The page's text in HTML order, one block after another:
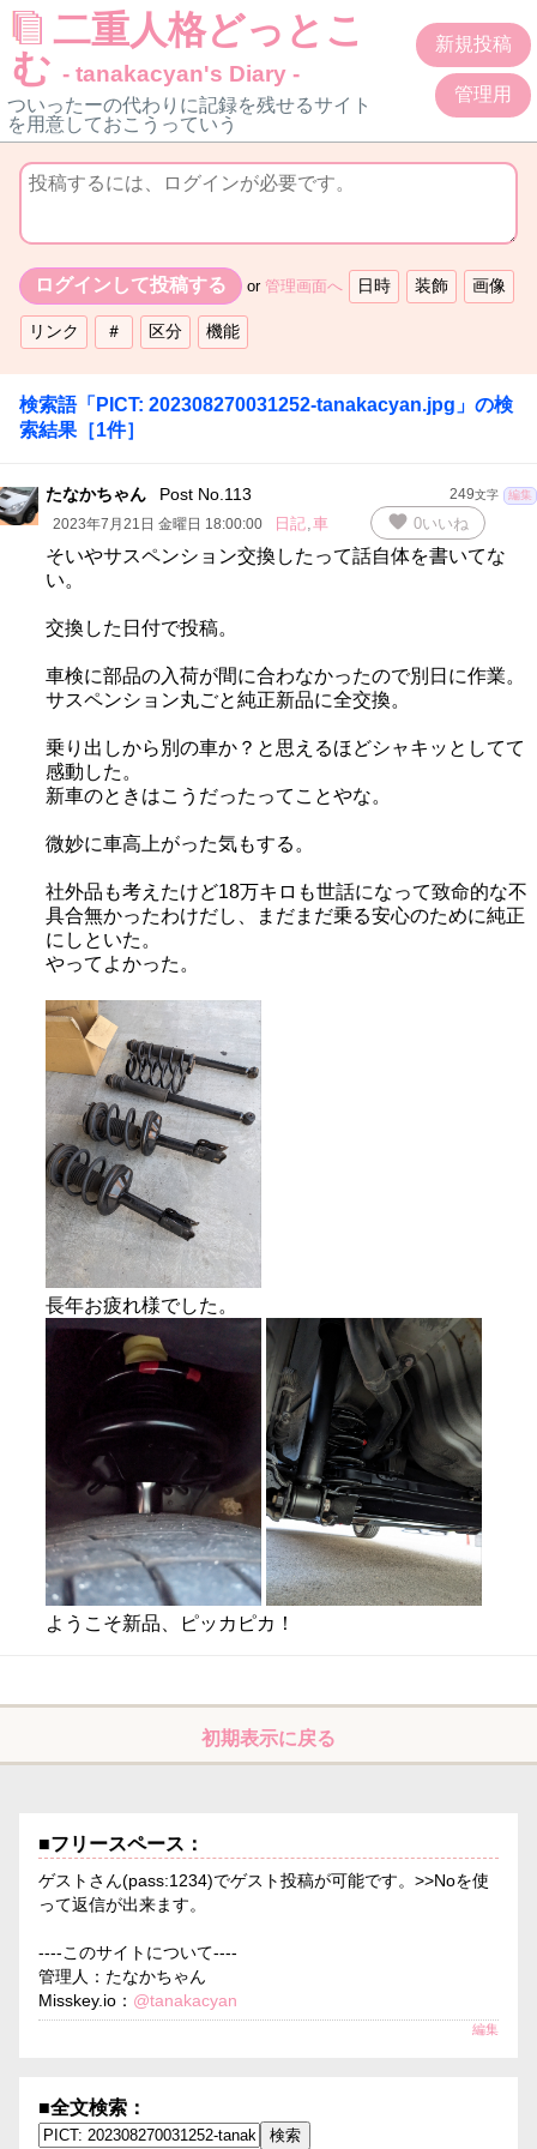
二重人格どっとこ
む - tanakacyan's Diary -
ついったーの代わりに記録を残せるサイト
を用意しておこうっていう
新規投稿
管理用
or 管理画面へ
検索語「 PICT: 202308270031252-tanakacyan.jpg 」の検
索結果 ［1件］
249文字 編集
たなかちゃん Post No.113
2023年7月21日 金曜日 18:00:00 日記,車 favorite 0いいね
そいやサスペンション交換したって話自体を書いてな
い。
交換した日付で投稿。
車検に部品の入荷が間に合わなかったので別日に作業。
サスペンション丸ごと純正新品に全交換。
乗り出しから別の車か？と思えるほどシャキッとしてて
感動した。
新車のときはこうだったってことやな。
微妙に車高上がった気もする。
社外品も考えたけど18万キロも世話になって致命的な不
具合無かったわけだし、まだまだ乗る安心のために純正
にしといた。
やってよかった。
長年お疲れ様でした。
ようこそ新品、ピッカピカ！
初期表示に戻る
■フリースペース：
ゲストさん(pass:1234)でゲスト投稿が可能です。>>Noを使
って返信が出来ます。
----このサイトについて----
管理人：たなかちゃん
Misskey.io： @tanakacyan
編集
■全文検索：